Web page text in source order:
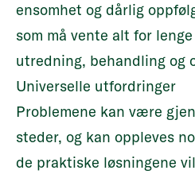
ensomhet og dårlig
som må vente alt for
utredning, behandling og
Universelle utfordringer
Problemene kan være
steder, og kan oppleves
de praktiske løsningene